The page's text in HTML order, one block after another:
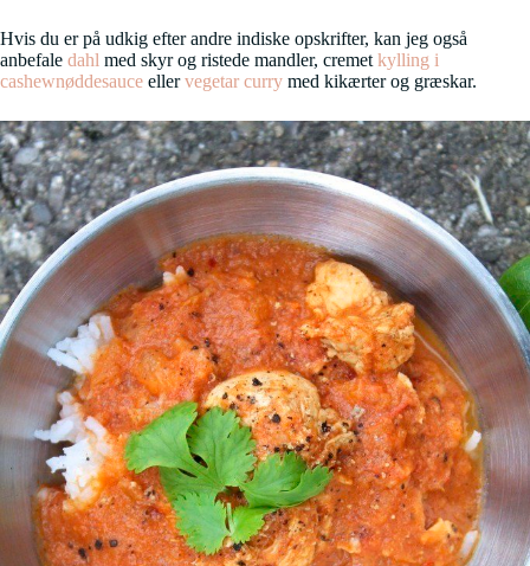
Hvis du er på udkig efter andre indiske opskrifter, kan jeg også
anbefale dahl med skyr og ristede mandler, cremet kylling i
cashewnøddesauce ellervegetar curry med kikærter og græskar.